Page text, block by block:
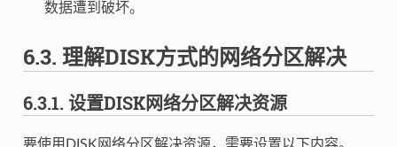
数据遭到破坏。
6.3. 理解DISK方式的网络分区解决
6.3.1. 设置DISK网络分区解决资源